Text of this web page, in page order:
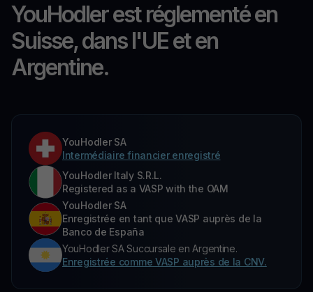
YouHodler est réglementé en
Suisse, dans l'UE et en
Argentine.
YouHodler SA
Intermédiaire financier enregistré
YouHodler Italy S.R.L.
Registered as a VASP with the OAM
YouHodler SA
Enregistrée en tant que VASP auprès de la
Banco de España
YouHodler SA Succursale en Argentine.
Enregistrée comme VASP auprès de la CNV.